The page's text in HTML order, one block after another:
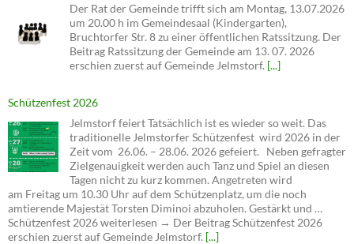
Der Rat der Gemeinde trifft sich am Montag, 13.07.2026
um 20.00 h im Gemeindesaal (Kindergarten),
Bruchtorfer Str. 8 zu einer öffentlichen Ratssitzung. Der
Beitrag Ratssitzung der Gemeinde am 13. 07. 2026
erschien zuerst auf Gemeinde Jelmstorf. [...]
Schützenfest 2026
Jelmstorf feiert Tatsächlich ist es wieder so weit. Das
traditionelle Jelmstorfer Schützenfest wird 2026 in der
Zeit vom 26.06. – 28.06. 2026 gefeiert. Neben gefragter
Zielgenauigkeit werden auch Tanz und Spiel an diesen
Tagen nicht zu kurz kommen. Angetreten wird
am Freitag um 10.30 Uhr auf dem Schützenplatz, um die noch
amtierende Majestät Torsten Diminoi abzuholen. Gestärkt und …
Schützenfest 2026 weiterlesen → Der Beitrag Schützenfest 2026
erschien zuerst auf Gemeinde Jelmstorf. [...]